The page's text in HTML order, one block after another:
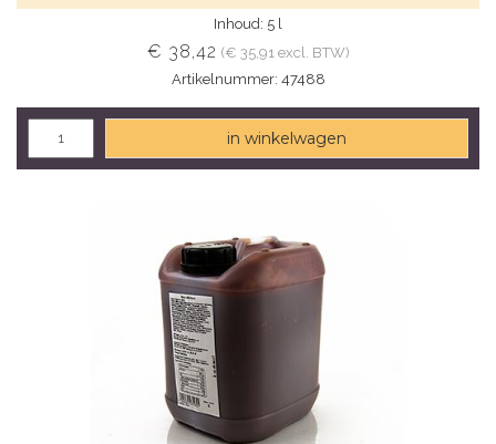
Inhoud: 5 l
€ 38,42 (€ 35,91 excl. BTW)
Artikelnummer: 47488
in winkelwagen